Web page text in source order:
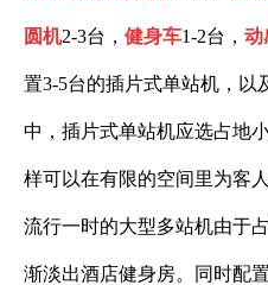
圆机2-3台 ， 健身车1-2台 ， 动
置3-5台的插片式单站机，以
中，插片式单站机应选占地
样可以在有限的空间里为客
流行一时的大型多站机由于
渐淡出酒店健身房。同时配